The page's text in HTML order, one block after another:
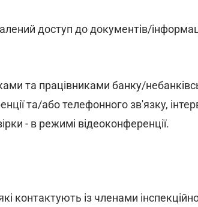
доступ до документів/
та працівниками банку/
та/або телефонного зв'язку,
- в режимі відеоконференції.
контактують із членами